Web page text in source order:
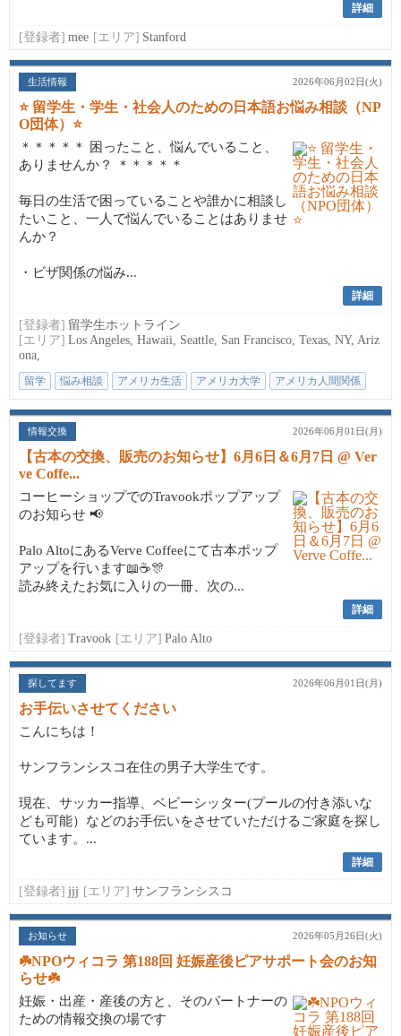
詳細
[登録者] mee [エリア] Stanford
生活情報 2026年06月02日(火)
⭐ 留学生・学生・社会人のための日本語お悩み相談（NP
O団体）⭐
＊＊＊＊＊ 困ったこと、悩んでいること、
ありませんか？ ＊＊＊＊＊
毎日の生活で困っていることや誰かに相談し
たいこと、一人で悩んでいることはありませ
んか？
・ビザ関係の悩み...
詳細
[登録者] 留学生ホットライン
[エリア] Los Angeles, Hawaii, Seattle, San Francisco, Texas, NY, Ariz
ona,
留学 悩み相談 アメリカ生活 アメリカ大学 アメリカ人間関係
情報交換 2026年06月01日(月)
【古本の交換、販売のお知らせ】6月6日＆6月7日 @ Ver
ve Coffe...
コーヒーショップでのTravookポップアップ
のお知らせ 📢
Palo AltoにあるVerve Coffeeにて古本ポップ
アップを行います📖☕🎊
読み終えたお気に入りの一冊、次の...
詳細
[登録者] Travook [エリア] Palo Alto
探してます 2026年06月01日(月)
お手伝いさせてください
こんにちは！
サンフランシスコ在住の男子大学生です。
現在、サッカー指導、ベビーシッター(プールの付き添いな
ども可能）などのお手伝いをさせていただけるご家庭を探し
ています。...
詳細
[登録者] jjj [エリア] サンフランシスコ
お知らせ 2026年05月26日(火)
☘️NPOウィコラ 第188回 妊娠産後ピアサポート会のお知
らせ☘️
妊娠・出産・産後の方と、そのパートナーの
ための情報交換の場です